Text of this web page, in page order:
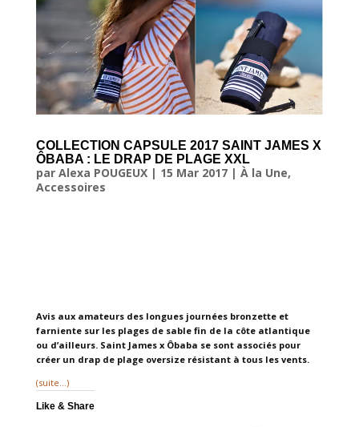
COLLECTION CAPSULE 2017 SAINT JAMES X
ÔBABA : LE DRAP DE PLAGE XXL
par Alexa POUGEUX| 15 Mar 2017| À la Une,
Accessoires
Avis aux amateurs des longues journées bronzette et
farniente sur les plages de sable fin de la côte atlantique
ou d’ailleurs. Saint James x Ôbaba se sont associés pour
créer un drap de plage oversize résistant à tous les vents.
(suite…)
Like & Share